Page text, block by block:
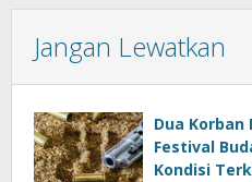
Jangan Lewatkan
Dua Korban
Festival
Kondisi